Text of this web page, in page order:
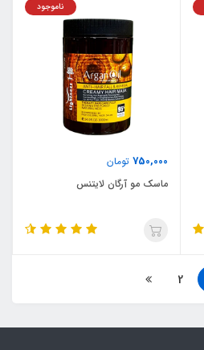
750,000 تومان
ناموجود
ماسک مو آرگان لایتنس
2